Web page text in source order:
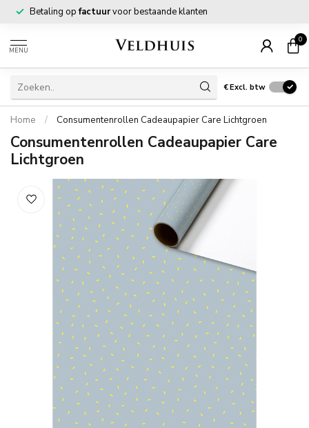
Betaling opfactuurvoor bestaande klanten
MENU
0
€Excl. btw
Home / Consumentenrollen Cadeaupapier Care Lichtgroen
Consumentenrollen Cadeaupapier Care
Lichtgroen